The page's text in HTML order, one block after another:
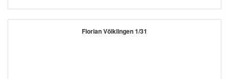
Florian Völklingen 1/31